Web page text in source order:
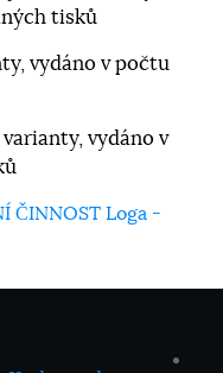
tisků
vydáno v počtu
vydáno v
ČINNOST Loga -